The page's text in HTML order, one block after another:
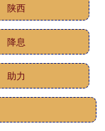
陕西
降息
助力